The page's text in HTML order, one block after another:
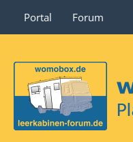
Portal Forum